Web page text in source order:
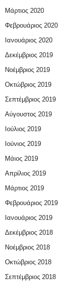
Μάρτιος 2020
Φεβρουάριος 2020
Ιανουάριος 2020
Δεκέμβριος 2019
Νοέμβριος 2019
Οκτώβριος 2019
Σεπτέμβριος 2019
Αύγουστος 2019
Ιούλιος 2019
Ιούνιος 2019
Μάιος 2019
Απρίλιος 2019
Μάρτιος 2019
Φεβρουάριος 2019
Ιανουάριος 2019
Δεκέμβριος 2018
Νοέμβριος 2018
Οκτώβριος 2018
Σεπτέμβριος 2018